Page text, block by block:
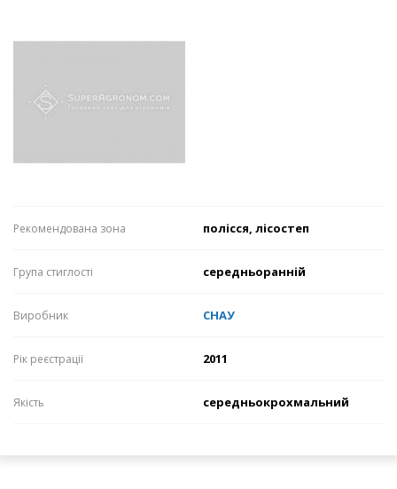
Рекомендована зона полісся, лісостеп
Група стиглості середньоранній
Виробник СНАУ
Рік реєстрації 2011
Якість середньокрохмальний